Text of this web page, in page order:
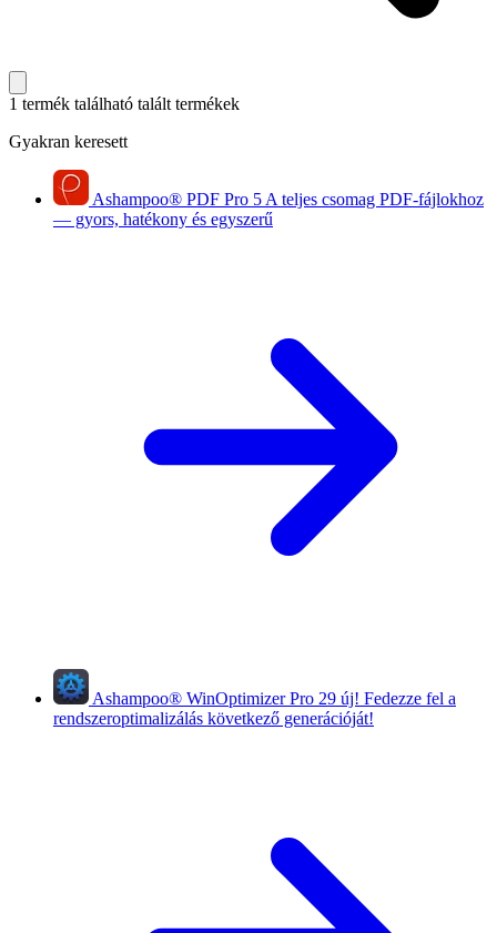
1 termék található talált termékek
Gyakran keresett
Ashampoo® PDF Pro 5 A teljes csomag PDF-fájlokhoz
— gyors, hatékony és egyszerű
Ashampoo® WinOptimizer Pro 29 új! Fedezze fel a
rendszeroptimalizálás következő generációját!